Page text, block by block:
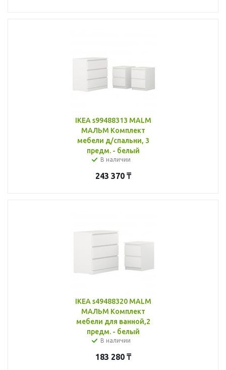
IKEA s99488313 MALM
МАЛЬМ Комплект
мебели д/спальни, 3
предм. - белый
В наличии
243 370 ₸
IKEA s49488320 MALM
МАЛЬМ Комплект
мебели для ванной,2
предм. - белый
В наличии
183 280 ₸